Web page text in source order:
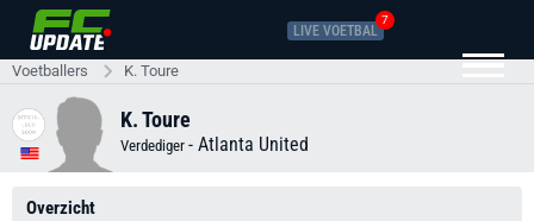
LIVE VOETBAL
7
Voetballers K. Toure
K. Toure
Verdediger - Atlanta United
Overzicht